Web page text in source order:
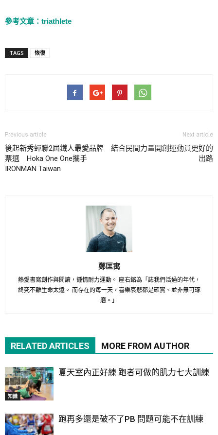
參考文章：triathlete
TAGS 恢復
Previous article
後起新秀蟬聯2屆鐵人最愛品牌
票選 Hoka One One攜手
IRONMAN Taiwan
Next article
結合民間力量開創運動員更好的
出路
鄭匡寓
熱愛書寫創作與閱讀，鍾情耐力運動。 座右銘為「誌我們活過的年代，
終究不離生命太遠。 而存在的每一天，喜樂哀悲都是確實、並非無可琢
磨。」
RELATED ARTICLES MORE FROM AUTHOR
知識
夏天室內正好練 跑者可做的肌力七大訓練
跑再多還是破不了PB 問題可能不在訓練